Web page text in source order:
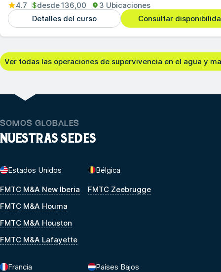
4.7 $desde136,00
3 Ubicaciones
Detalles del curso
Consultar
Ver todas las operaciones de supervivencia en el agua y
SOMOS GLOBALES
NUESTRAS SEDES
Estados Unidos
FMTC M&A New Iberia
FMTC M&A Houma
FMTC M&A Houston
FMTC M&A Lafayette
Bélgica
FMTC Zeebrugge
Francia Países Bajos